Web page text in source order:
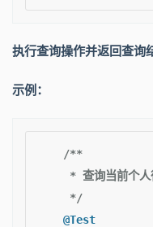
执行查询操作并返回查询
示例：
/**
* 查询当前个
     */
@Test